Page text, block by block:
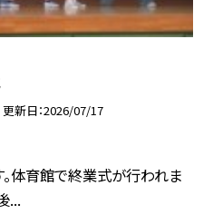
更新日 2026/07/17
体育館で終業式が行われま
...